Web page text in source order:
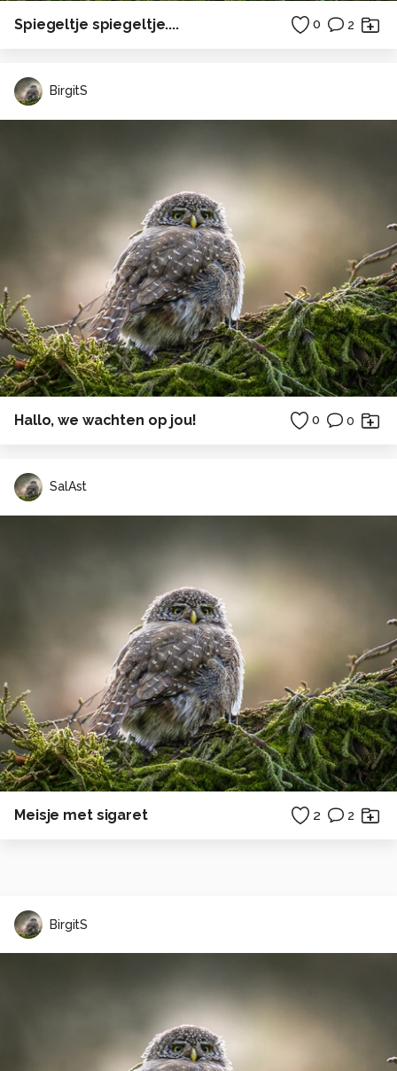
Spiegeltje spiegeltje.... 0 2
BirgitS
Hallo, we wachten op jou! 0 0
SalAst
Meisje met sigaret 2 2
BirgitS